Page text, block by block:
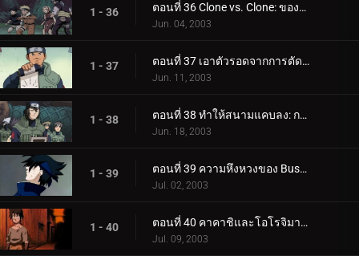
1 - 36 ตอนที่ 36 Clone vs. Clone: ​​ของฉันดีกว่าของคุณ!
Jun. 04, 2003
1 - 37 ตอนที่ 37 เอาตัวรอดจากการตัด! Rookie Nine มารวมตัวกันอีกครั้ง!
Jun. 11, 2003
1 - 38 ตอนที่ 38 ทำให้สนามแคบลง: การกำจัดความตายอย่างกะทันหัน!
Jun. 18, 2003
1 - 39 ตอนที่ 39 ความหึงหวงของ Bushy Brow - Lions Barrage ปลดปล่อย!
Jul. 02, 2003
1 - 40 ตอนที่ 40 คาคาชิและโอโรจิมารุเผชิญหน้ากัน!
Jul. 09, 2003